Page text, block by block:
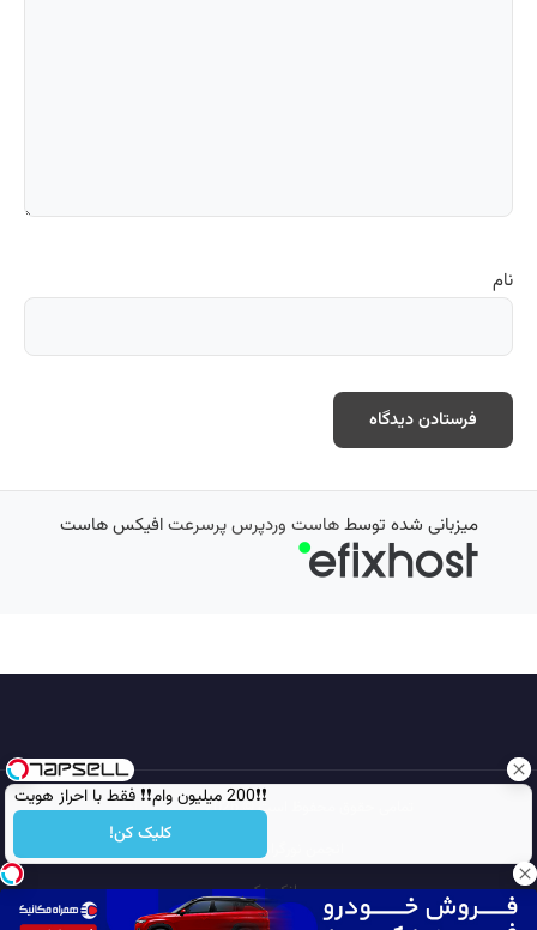
❗❗200 میلیون وام❗❗ فقط با احراز هویت
کلیک کن!
نام
میزبانی شده توسطهاست وردپرس پرسرعتافیکس هاست
تمامی حقوق محفوظ است © 2026
مجله نورگرام
انجمن نورگرام
بانک عکس
سایت هم معنی